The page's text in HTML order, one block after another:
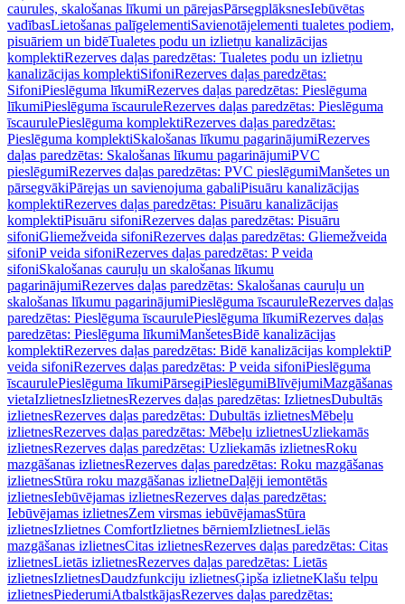
caurules, skalošanas līkumi un pārejasPārsegplāksnesIebūvētas
vadībasLietošanas palīgelementiSavienotājelementi tualetes podiem,
pisuāriem un bidēTualetes podu un izlietņu kanalizācijas
komplektiRezerves daļas paredzētas: Tualetes podu un izlietņu
kanalizācijas komplektiSifoniRezerves daļas paredzētas:
SifoniPieslēguma līkumiRezerves daļas paredzētas: Pieslēguma
līkumiPieslēguma īscauruleRezerves daļas paredzētas: Pieslēguma
īscaurulePieslēguma komplektiRezerves daļas paredzētas:
Pieslēguma komplektiSkalošanas līkumu pagarinājumiRezerves
daļas paredzētas: Skalošanas līkumu pagarinājumiPVC
pieslēgumiRezerves daļas paredzētas: PVC pieslēgumiManšetes un
pārsegvākiPārejas un savienojuma gabaliPisuāru kanalizācijas
komplektiRezerves daļas paredzētas: Pisuāru kanalizācijas
komplektiPisuāru sifoniRezerves daļas paredzētas: Pisuāru
sifoniGliemežveida sifoniRezerves daļas paredzētas: Gliemežveida
sifoniP veida sifoniRezerves daļas paredzētas: P veida
sifoniSkalošanas cauruļu un skalošanas līkumu
pagarinājumiRezerves daļas paredzētas: Skalošanas cauruļu un
skalošanas līkumu pagarinājumiPieslēguma īscauruleRezerves daļas
paredzētas: Pieslēguma īscaurulePieslēguma līkumiRezerves daļas
paredzētas: Pieslēguma līkumiManšetesBidē kanalizācijas
komplektiRezerves daļas paredzētas: Bidē kanalizācijas komplektiP
veida sifoniRezerves daļas paredzētas: P veida sifoniPieslēguma
īscaurulePieslēguma līkumiPārsegiPieslēgumiBlīvējumiMazgāšanas
vietaIzlietnesIzlietnesRezerves daļas paredzētas: IzlietnesDubultās
izlietnesRezerves daļas paredzētas: Dubultās izlietnesMēbeļu
izlietnesRezerves daļas paredzētas: Mēbeļu izlietnesUzliekamās
izlietnesRezerves daļas paredzētas: Uzliekamās izlietnesRoku
mazgāšanas izlietnesRezerves daļas paredzētas: Roku mazgāšanas
izlietnesStūra roku mazgāšanas izlietneDaļēji iemontētās
izlietnesIebūvējamas izlietnesRezerves daļas paredzētas:
Iebūvējamas izlietnesZem virsmas iebūvējamasStūra
izlietnesIzlietnes ComfortIzlietnes bērniemIzlietnesLielās
mazgāšanas izlietnesCitas izlietnesRezerves daļas paredzētas: Citas
izlietnesLietās izlietnesRezerves daļas paredzētas: Lietās
izlietnesIzlietnesDaudzfunkciju izlietnesĢipša izlietneKlašu telpu
izlietnesPiederumiAtbalstkājasRezerves daļas paredzētas: